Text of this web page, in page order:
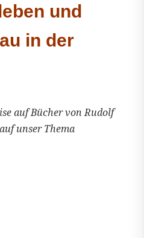
und
in der
auf Bücher von Rudolf
unser Thema